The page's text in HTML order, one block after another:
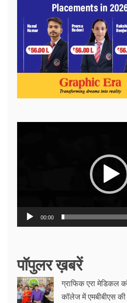
00:00
पॉपुलर ख़बरें
ग्राफिक एरा मेडिकल
कॉलेज में एमबीबीएस